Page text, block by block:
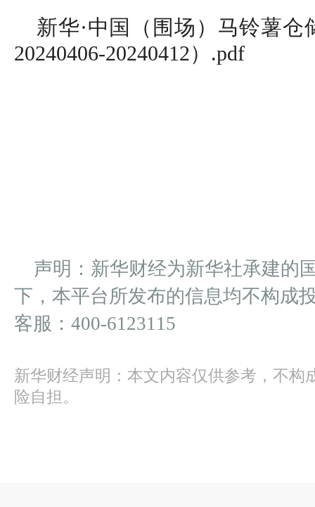
新华·中国（围场）马铃薯
20240406-20240412）.pdf
声明：新华财经为新华社承建的
下，本平台所发布的信息均不构成
客服：400-6123115
新华财经声明：本文内容仅供参考，不构
险自担。